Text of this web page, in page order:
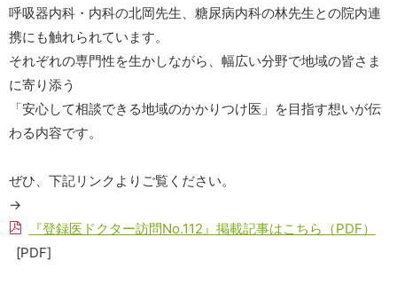
呼吸器内科・内科の北岡先生、糖尿病内科の林先生との院内連
携にも触れられています。
それぞれの専門性を生かしながら、幅広い分野で地域の皆さま
に寄り添う
「安心して相談できる地域のかかりつけ医」を目指す想いが伝
わる内容です。
ぜひ、下記リンクよりご覧ください。
→
『登録医ドクター訪問No.112』掲載記事はこちら（PDF）
[PDF]